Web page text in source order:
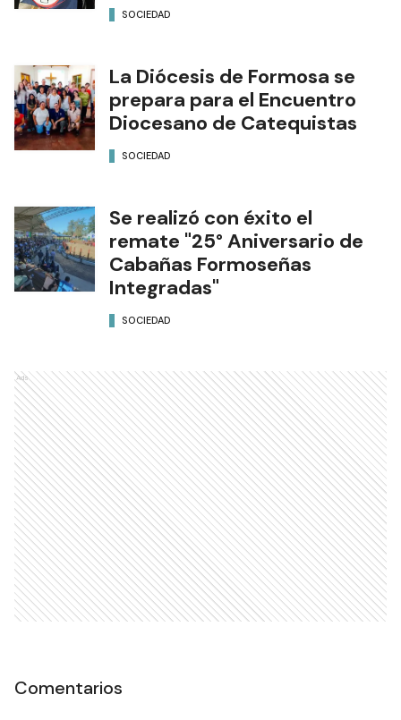
SOCIEDAD
La Diócesis de Formosa se
prepara para el Encuentro
Diocesano de Catequistas
SOCIEDAD
Se realizó con éxito el
remate "25° Aniversario de
Cabañas Formoseñas
Integradas"
SOCIEDAD
Ads
Comentarios